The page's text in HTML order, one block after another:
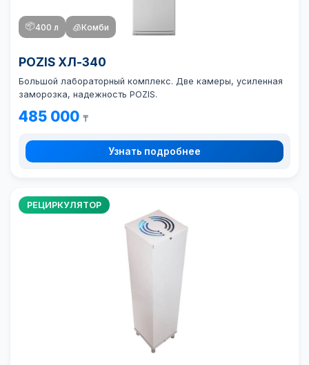
📦400 л 🧊Комби
POZIS ХЛ-340
Большой лабораторный комплекс. Две камеры, усиленная
заморозка, надежность POZIS.
485 000 ₸
Узнать подробнее
РЕЦИРКУЛЯТОР